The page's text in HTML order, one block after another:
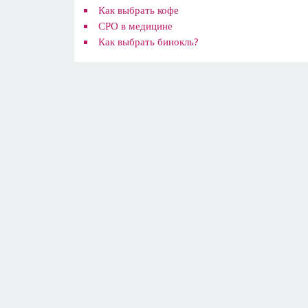
​Как выбрать кофе
СРО в медицине
Как выбрать бинокль?